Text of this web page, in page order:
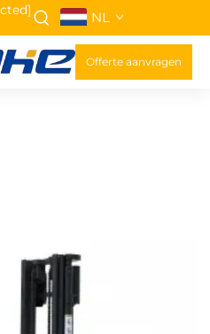
NL
Offerte aanvragen